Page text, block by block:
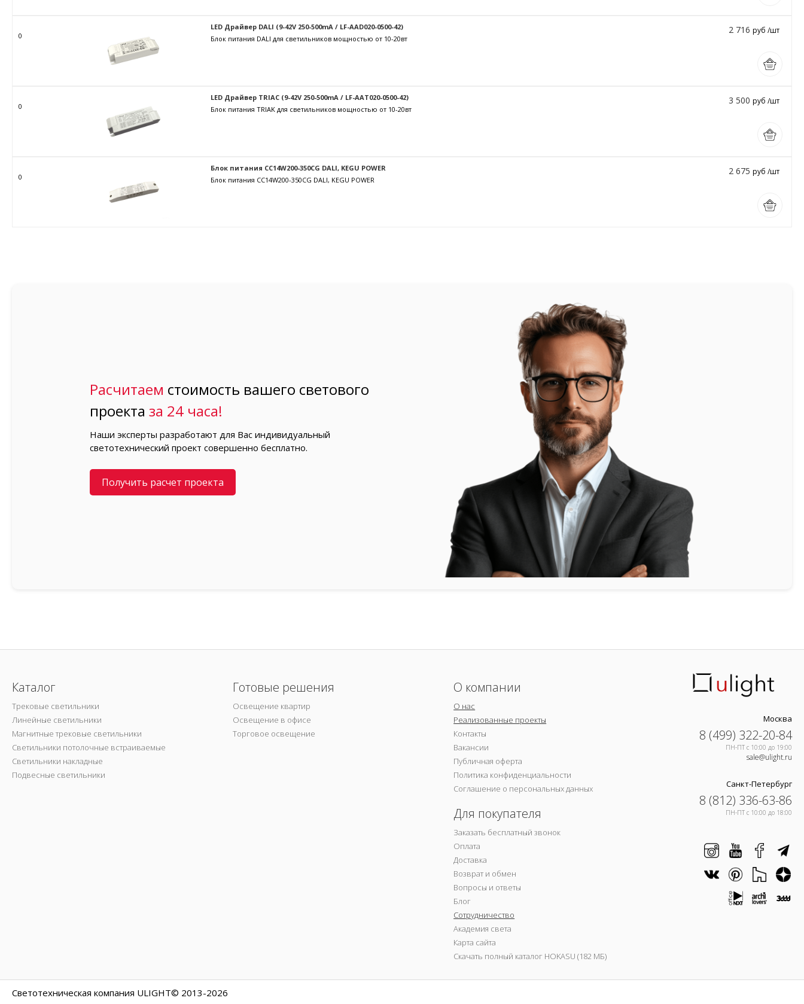
0
LED Драйвер DALI (9-42V 250-500mA / LF-AAD020-0500-42)
Блок питания DALI для светильников мощностью от 10-20вт
2 716 руб /шт
0
LED Драйвер TRIAC (9-42V 250-500mA / LF-AAT020-0500-42)
Блок питания TRIAK для светильников мощностью от 10-20вт
3 500 руб /шт
0
Блок питания CC14W200-350CG DALI, KEGU POWER
Блок питания CC14W200-350CG DALI, KEGU POWER
2 675 руб /шт
Расчитаем стоимость вашего светового
проектаза 24 часа!
Наши эксперты разработают для Вас индивидуальный
светотехнический проект совершенно бесплатно.
Получить расчет проекта
Каталог
Трековые светильники
Линейные светильники
Магнитные трековые светильники
Светильники потолочные встраиваемые
Светильники накладные
Подвесные светильники
Готовые решения
Освещение квартир
Освещение в офисе
Торговое освещение
О компании
О нас
Реализованные проекты
Контакты
Вакансии
Публичная оферта
Политика конфиденциальности
Соглашение о персональных данных
Для покупателя
Заказать бесплатный звонок
Оплата
Доставка
Возврат и обмен
Вопросы и ответы
Блог
Сотрудничество
Академия света
Карта сайта
Скачать полный каталог HOKASU (182 МБ)
Москва
8 (499) 322-20-84
ПН-ПТ c 10:00 до 19:00
sale@ulight.ru
Санкт-Петербург
8 (812) 336-63-86
ПН-ПТ c 10:00 до 18:00
Светотехническая компания ULIGHT© 2013-2026